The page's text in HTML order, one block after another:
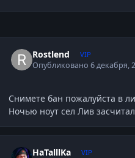
Rostlend VIP
Опубликовано6 декабря,
Снимете бан пожалуйста в
Ночью ноут сел Лив
HaTalllKa VIP